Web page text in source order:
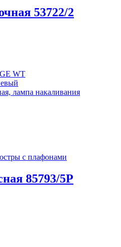
53722/2
WT
лампа накаливания
с плафонами
85793/5P